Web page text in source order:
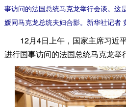
事访问的法国总统马克龙举行会谈。这
媛同马克龙总统夫妇合影。新华社记者
12月4日上午，国家主席习近
进行国事访问的法国总统马克龙举